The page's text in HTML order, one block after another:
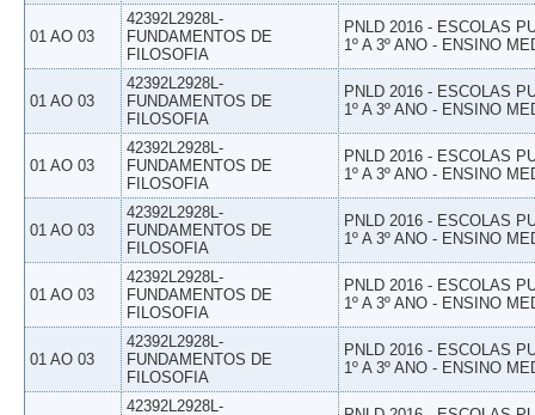
01 AO 03
42392L2928L-
FUNDAMENTOS DE
FILOSOFIA
PNLD 2016 - ESCOLAS
1º A 3º ANO - ENSINO
01 AO 03
42392L2928L-
FUNDAMENTOS DE
FILOSOFIA
PNLD 2016 - ESCOLAS
1º A 3º ANO - ENSINO
01 AO 03
42392L2928L-
FUNDAMENTOS DE
FILOSOFIA
PNLD 2016 - ESCOLAS
1º A 3º ANO - ENSINO
01 AO 03
42392L2928L-
FUNDAMENTOS DE
FILOSOFIA
PNLD 2016 - ESCOLAS
1º A 3º ANO - ENSINO
01 AO 03
42392L2928L-
FUNDAMENTOS DE
FILOSOFIA
PNLD 2016 - ESCOLAS
1º A 3º ANO - ENSINO
01 AO 03
42392L2928L-
FUNDAMENTOS DE
FILOSOFIA
PNLD 2016 - ESCOLAS
1º A 3º ANO - ENSINO
42392L2928L-